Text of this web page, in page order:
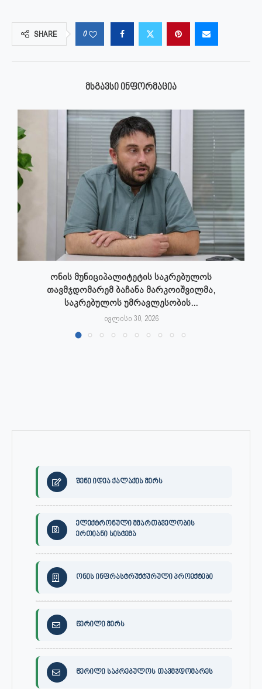
SHARE 0
ᲛᲡᲒᲐᲕᲡᲘ ᲘᲜᲤᲝᲠᲛᲐᲪᲘᲐ
ონის მუნიციპალიტეტის საკრებულოს
თავმჯდომარემ ბაჩანა მარკოიშვილმა,
საკრებულოს უმრავლესობის...
ივლისი 30, 2026
შენი იდეა ქალაქის მერს
ელექტრონული მმართბველობის
ერთიანი სისტემა
ონის ინფრასტრუქტურული პროექტები
წერილი მერს
წერილი საკრებულოს თავმჯდომარეს